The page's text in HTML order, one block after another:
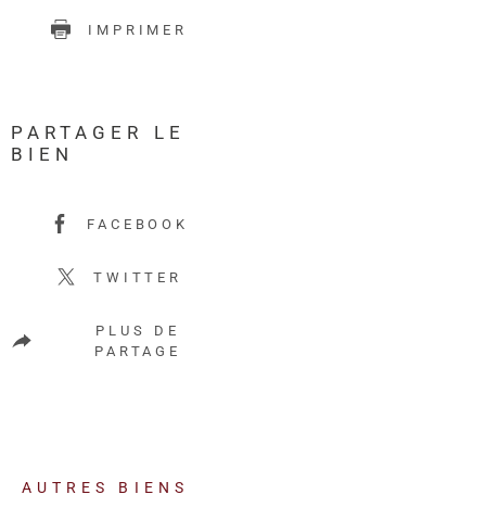
IMPRIMER
PARTAGER LE
BIEN
FACEBOOK
TWITTER
PLUS DE
PARTAGE
AUTRES BIENS